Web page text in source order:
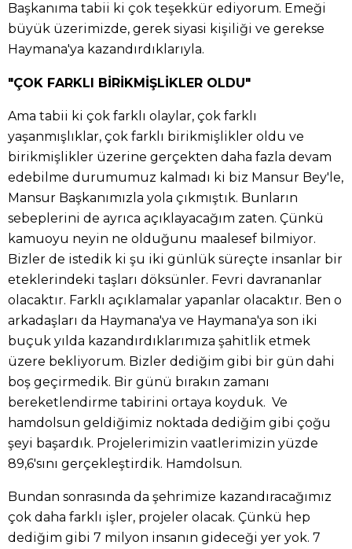
Başkanıma tabii ki çok teşekkür ediyorum. Emeği
büyük üzerimizde, gerek siyasi kişiliği ve gerekse
Haymana'ya kazandırdıklarıyla.
"ÇOK FARKLI BİRİKMİŞLİKLER OLDU"
Ama tabii ki çok farklı olaylar, çok farklı
yaşanmışlıklar, çok farklı birikmişlikler oldu ve
birikmişlikler üzerine gerçekten daha fazla devam
edebilme durumumuz kalmadı ki biz Mansur Bey'le,
Mansur Başkanımızla yola çıkmıştık. Bunların
sebeplerini de ayrıca açıklayacağım zaten. Çünkü
kamuoyu neyin ne olduğunu maalesef bilmiyor.
Bizler de istedik ki şu iki günlük süreçte insanlar bir
eteklerindeki taşları döksünler. Fevri davrananlar
olacaktır. Farklı açıklamalar yapanlar olacaktır. Ben o
arkadaşları da Haymana'ya ve Haymana'ya son iki
buçuk yılda kazandırdıklarımıza şahitlik etmek
üzere bekliyorum. Bizler dediğim gibi bir gün dahi
boş geçirmedik. Bir günü bırakın zamanı
bereketlendirme tabirini ortaya koyduk. Ve
hamdolsun geldiğimiz noktada dediğim gibi çoğu
şeyi başardık. Projelerimizin vaatlerimizin yüzde
89,6'sını gerçekleştirdik. Hamdolsun.
Bundan sonrasında da şehrimize kazandıracağımız
çok daha farklı işler, projeler olacak. Çünkü hep
dediğim gibi 7 milyon insanın gideceği yer yok. 7